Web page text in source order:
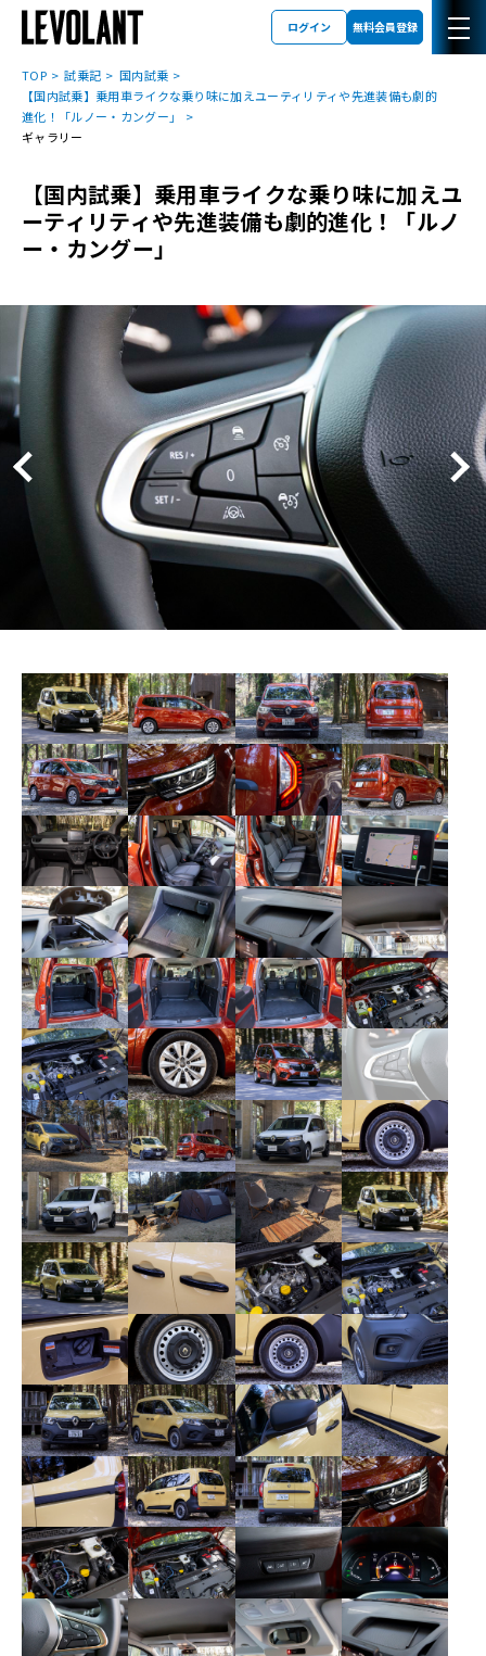
ログイン 無料会員登録
TOP 試乗記
国内試乗
【国内試乗】乗用車ライクな乗り味に加えユーティリティや先進装備も劇的
進化！「ルノー・カングー」
ギャラリー
【国内試乗】乗用車ライクな乗り味に加えユ
ーティリティや先進装備も劇的進化！「ルノ
ー・カングー」